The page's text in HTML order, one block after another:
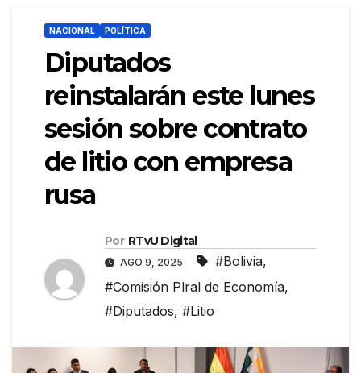
NACIONAL POLÍTICA
Diputados
reinstalarán este lunes
sesión sobre contrato
de litio con empresa
rusa
Por RTvU Digital
AGO 9, 2025 #Bolivia,
#Comisión Plral de Economía,
#Diputados, #Litio